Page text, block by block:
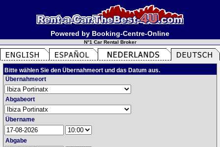
Powered by Booking-Centre-Online
N°1 Car Rental Broker
Bitte wählen Sie den Übernahmeort und das Datum aus.
Übernahmeort
Abgabeort
Übername
Abgabe